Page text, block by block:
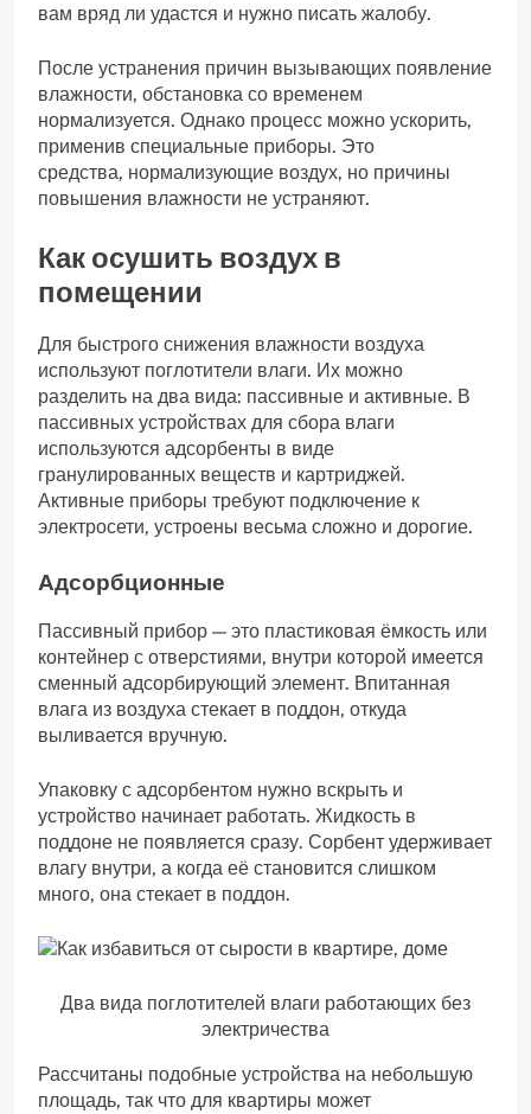
вам вряд ли удастся и нужно писать жалобу.
После устранения причин вызывающих появление
влажности, обстановка со временем
нормализуется. Однако процесс можно ускорить,
применив специальные приборы. Это
средства, нормализующие воздух, но причины
повышения влажности не устраняют.
Как осушить воздух в
помещении
Для быстрого снижения влажности воздуха
используют поглотители влаги. Их можно
разделить на два вида: пассивные и активные. В
пассивных устройствах для сбора влаги
используются адсорбенты в виде
гранулированных веществ и картриджей.
Активные приборы требуют подключение к
электросети, устроены весьма сложно и дорогие.
Адсорбционные
Пассивный прибор — это пластиковая ёмкость или
контейнер с отверстиями, внутри которой имеется
сменный адсорбирующий элемент. Впитанная
влага из воздуха стекает в поддон, откуда
выливается вручную.
Упаковку с адсорбентом нужно вскрыть и
устройство начинает работать. Жидкость в
поддоне не появляется сразу. Сорбент удерживает
влагу внутри, а когда её становится слишком
много, она стекает в поддон.
Два вида поглотителей влаги работающих без
электричества
Рассчитаны подобные устройства на небольшую
площадь, так что для квартиры может